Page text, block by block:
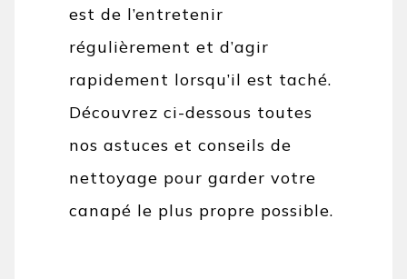
est de l’entretenir
régulièrement et d’agir
rapidement lorsqu’il est taché.
Découvrez ci-dessous toutes
nos astuces et conseils de
nettoyage pour garder votre
canapé le plus propre possible.